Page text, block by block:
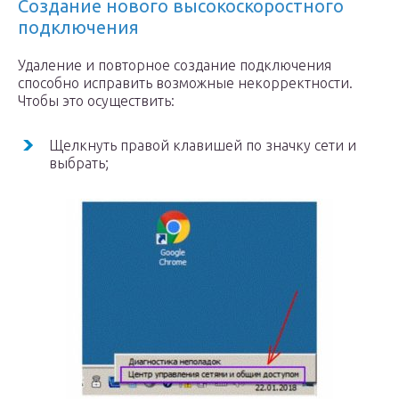
Создание нового высокоскоростного
подключения
Удаление и повторное создание подключения
способно исправить возможные некорректности.
Чтобы это осуществить:
Щелкнуть правой клавишей по значку сети и
выбрать;